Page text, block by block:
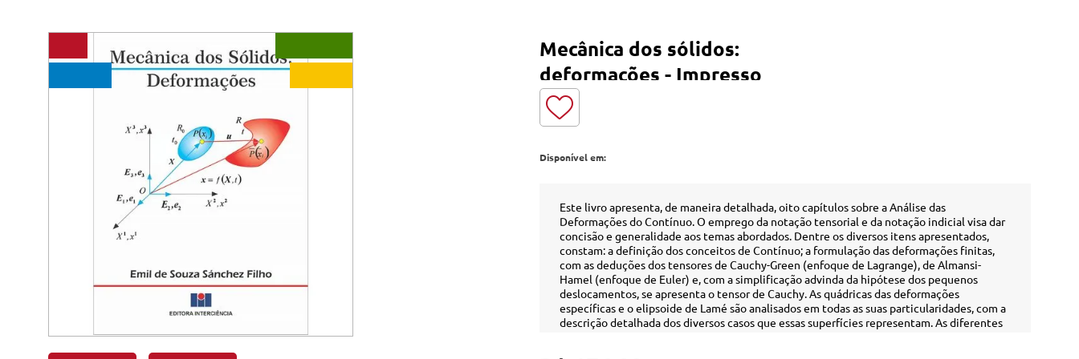
Mecânica dos sólidos:
deformações - Impresso
Disponível em:
Este livro apresenta, de maneira detalhada, oito capítulos sobre a Análise das
Deformações do Contínuo. O emprego da notação tensorial e da notação indicial visa dar
concisão e generalidade aos temas abordados. Dentre os diversos itens apresentados,
constam: a definição dos conceitos de Contínuo; a formulação das deformações finitas,
com as deduções dos tensores de Cauchy-Green (enfoque de Lagrange), de Almansi-
Hamel (enfoque de Euler) e, com a simplificação advinda da hipótese dos pequenos
deslocamentos, se apresenta o tensor de Cauchy. As quádricas das deformações
específicas e o elipsoide de Lamé são analisados em todas as suas particularidades, com a
descrição detalhada dos diversos casos que essas superfícies representam. As diferentes